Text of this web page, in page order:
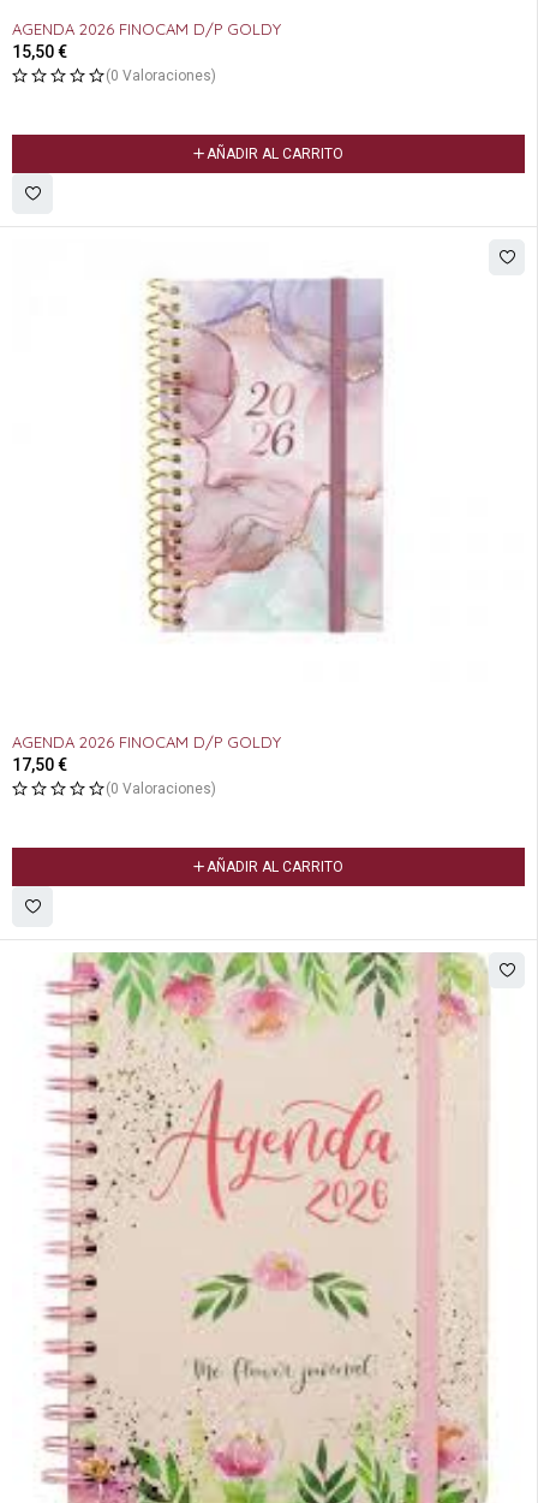
AGENDA 2026 FINOCAM D/P GOLDY
15,50€
(0 Valoraciones)
AÑADIR AL CARRITO
AGENDA 2026 FINOCAM D/P GOLDY
17,50€
(0 Valoraciones)
AÑADIR AL CARRITO